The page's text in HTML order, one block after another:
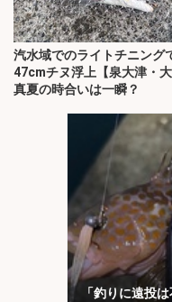
汽水域でのライトチニング
47cmチヌ浮上【泉大津・大
真夏の時合いは一瞬？
「釣りに遠投